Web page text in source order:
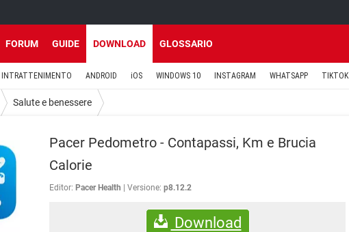
FORUM GUIDE DOWNLOAD GLOSSARIO
INTRATTENIMENTO ANDROID iOS WINDOWS 10 INSTAGRAM WHATSAPP TIKTOK
Salute e benessere
Pacer Pedometro - Contapassi, Km e Brucia
Calorie
Editor: Pacer Health Versione: p8.12.2
Download